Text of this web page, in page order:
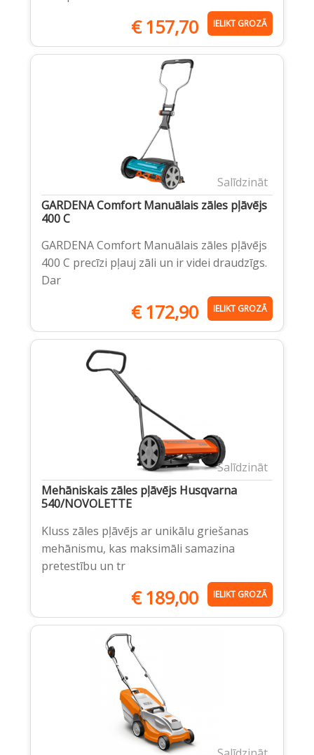
€157,70 IELIKT GROZĀ
Salīdzināt
GARDENA Comfort Manuālais zāles pļāvējs
400 C
GARDENA Comfort Manuālais zāles pļāvējs
400 C precīzi pļauj zāli un ir videi draudzīgs.
Dar
€172,90 IELIKT GROZĀ
Salīdzināt
Mehāniskais zāles pļāvējs Husqvarna
540/NOVOLETTE
Kluss zāles pļāvējs ar unikālu griešanas
mehānismu, kas maksimāli samazina
pretestību un tr
€189,00 IELIKT GROZĀ